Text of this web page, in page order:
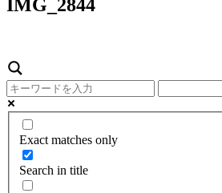
IMG_2844
Exact matches only
Search in title